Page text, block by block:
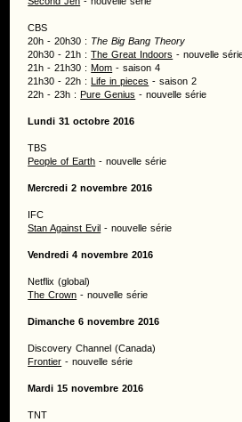
CBS
20h - 20h30 : The Big Bang Theory
20h30 - 21h :The Great Indoors - nouvelle
21h - 21h30 :Mom - saison 4
21h30 - 22h :Life in pieces - saison 2
22h - 23h :Pure Genius - nouvelle série
Lundi 31 octobre 2016
TBS
People of Earth - nouvelle série
Mercredi 2 novembre 2016
IFC
Stan Against Evil - nouvelle série
Vendredi 4 novembre 2016
Netflix (global)
The Crown - nouvelle série
Dimanche 6 novembre 2016
Discovery Channel (Canada)
Frontier - nouvelle série
Mardi 15 novembre 2016
TNT